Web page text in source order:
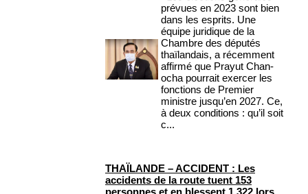
prévues en 2023 sont bien
dans les esprits. Une
équipe juridique de la
Chambre des députés
thaïlandais, a récemment
affirmé que Prayut Chan-
ocha pourrait exercer les
fonctions de Premier
ministre jusqu’en 2027. Ce,
à deux conditions : qu’il soit
c...
THAÏLANDE – ACCIDENT : Les
accidents de la route tuent 153